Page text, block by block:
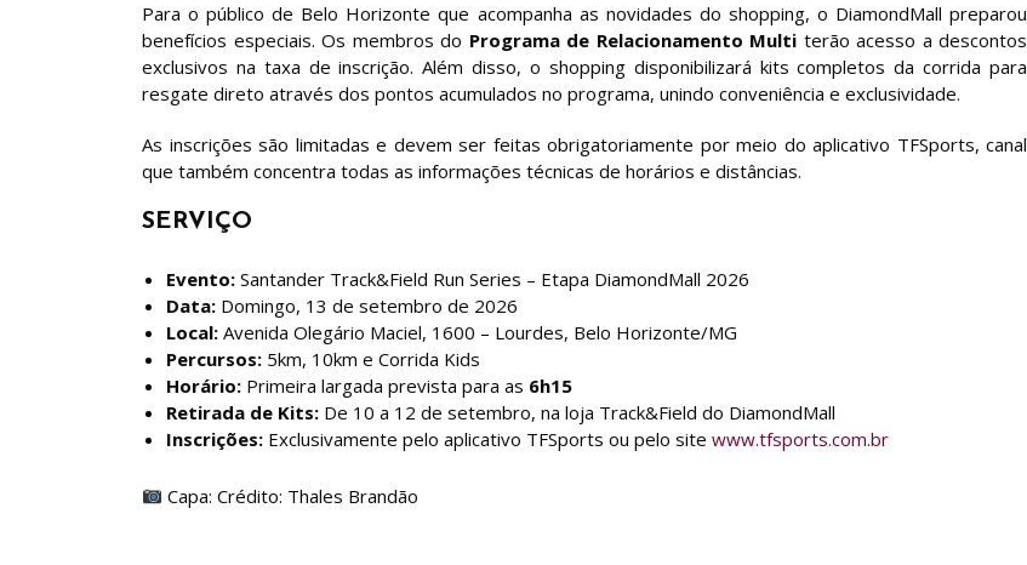
Para o público de Belo Horizonte que acompanha as novidades do shopping, o DiamondMall preparou
benefícios especiais. Os membros do Programa de Relacionamento Multi terão acesso a descontos
exclusivos na taxa de inscrição. Além disso, o shopping disponibilizará kits completos da corrida para
resgate direto através dos pontos acumulados no programa, unindo conveniência e exclusividade.
As inscrições são limitadas e devem ser feitas obrigatoriamente por meio do aplicativo TFSports, canal
que também concentra todas as informações técnicas de horários e distâncias.
SERVIÇO
Evento: Santander Track&Field Run Series – Etapa DiamondMall 2026
Data: Domingo, 13 de setembro de 2026
Local: Avenida Olegário Maciel, 1600 – Lourdes, Belo Horizonte/MG
Percursos: 5km, 10km e Corrida Kids
Horário: Primeira largada prevista para as 6h15
Retirada de Kits: De 10 a 12 de setembro, na loja Track&Field do DiamondMall
Inscrições: Exclusivamente pelo aplicativo TFSports ou pelo site www.tfsports.com.br
Capa: Crédito: Thales Brandão